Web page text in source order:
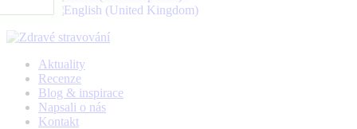
Aktuality
Recenze
Blog & inspirace
Napsali o nás
Kontakt